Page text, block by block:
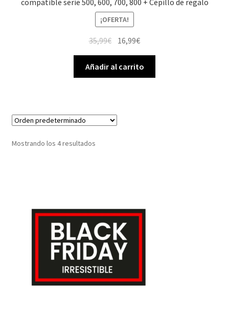
compatible serie 500, 600, 700, 800 + Cepillo de regalo
¡OFERTA!
35,99€ El
original
era:
16,99€El
actual
es:
Añadir al carrito
Mostrando los 4 resultados